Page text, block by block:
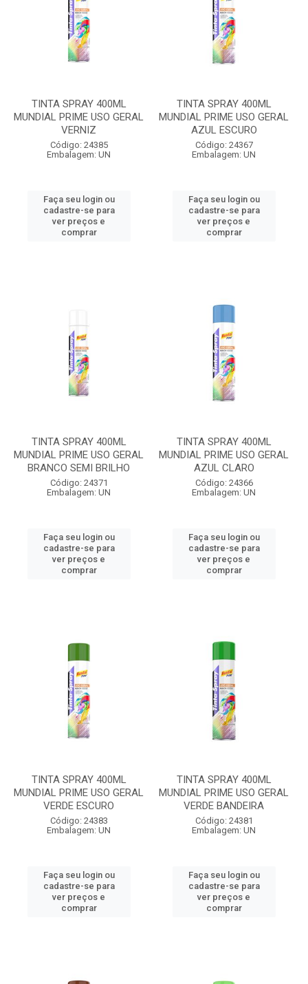
TINTA SPRAY 400ML
MUNDIAL PRIME USO GERAL
VERNIZ
Código: 24385
Embalagem: UN
Faça seu login ou
cadastre-se para
ver preços e
comprar
TINTA SPRAY 400ML
MUNDIAL PRIME USO GERAL
AZUL ESCURO
Código: 24367
Embalagem: UN
Faça seu login ou
cadastre-se para
ver preços e
comprar
TINTA SPRAY 400ML
MUNDIAL PRIME USO GERAL
BRANCO SEMI BRILHO
Código: 24371
Embalagem: UN
Faça seu login ou
cadastre-se para
ver preços e
comprar
TINTA SPRAY 400ML
MUNDIAL PRIME USO GERAL
AZUL CLARO
Código: 24366
Embalagem: UN
Faça seu login ou
cadastre-se para
ver preços e
comprar
TINTA SPRAY 400ML
MUNDIAL PRIME USO GERAL
VERDE ESCURO
Código: 24383
Embalagem: UN
Faça seu login ou
cadastre-se para
ver preços e
comprar
TINTA SPRAY 400ML
MUNDIAL PRIME USO GERAL
VERDE BANDEIRA
Código: 24381
Embalagem: UN
Faça seu login ou
cadastre-se para
ver preços e
comprar